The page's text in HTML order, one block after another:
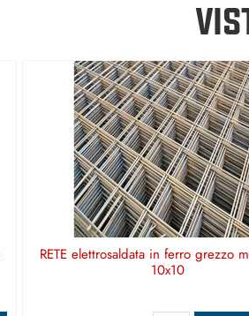
RETE elettrosaldata in ferro grezzo
10x10